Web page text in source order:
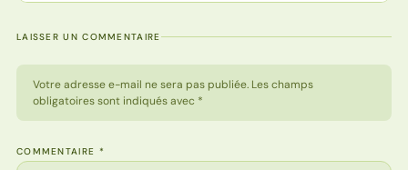
LAISSER UN COMMENTAIRE
Votre adresse e-mail ne sera pas publiée. Les champs
obligatoires sont indiqués avec *
COMMENTAIRE *